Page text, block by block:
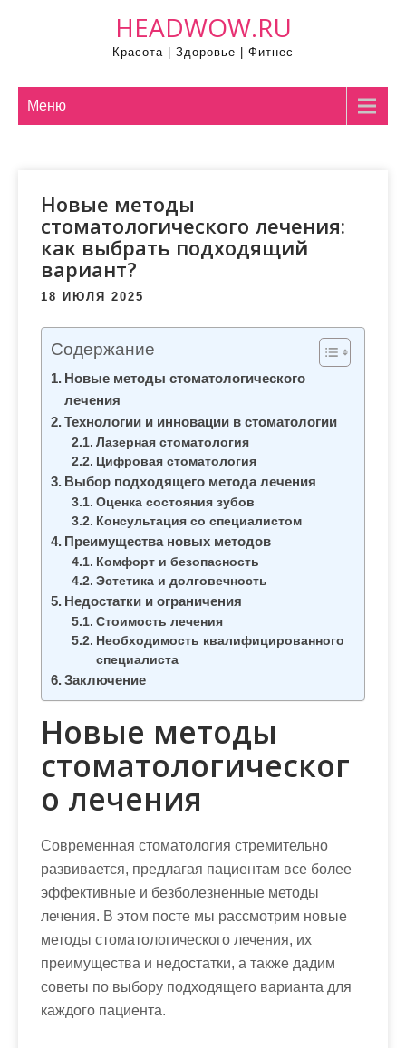
HEADWOW.RU
Красота | Здоровье | Фитнес
Меню
Новые методы
стоматологического лечения:
как выбрать подходящий
вариант?
18 ИЮЛЯ 2025
Содержание
Новые методы стоматологического
лечения
Технологии и инновации в стоматологии
Лазерная стоматология
Цифровая стоматология
Выбор подходящего метода лечения
Оценка состояния зубов
Консультация со специалистом
Преимущества новых методов
Комфорт и безопасность
Эстетика и долговечность
Недостатки и ограничения
Стоимость лечения
Необходимость квалифицированного
специалиста
Заключение
Новые методы
стоматологическог
о лечения
Современная стоматология стремительно
развивается, предлагая пациентам все более
эффективные и безболезненные методы
лечения. В этом посте мы рассмотрим новые
методы стоматологического лечения, их
преимущества и недостатки, а также дадим
советы по выбору подходящего варианта для
каждого пациента.